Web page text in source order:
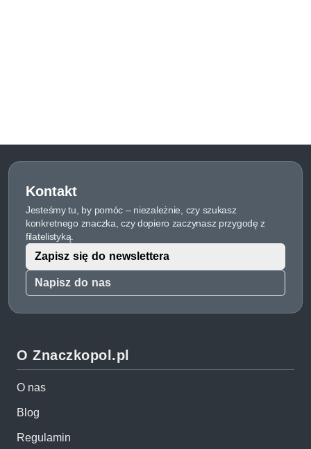
Kontakt
Jesteśmy tu, by pomóc – niezależnie, czy szukasz
konkretnego znaczka, czy dopiero zaczynasz przygodę z
filatelistyką.
Napisz do nas
Zapisz się do newslettera
O Znaczkopol.pl
O nas
Blog
Regulamin